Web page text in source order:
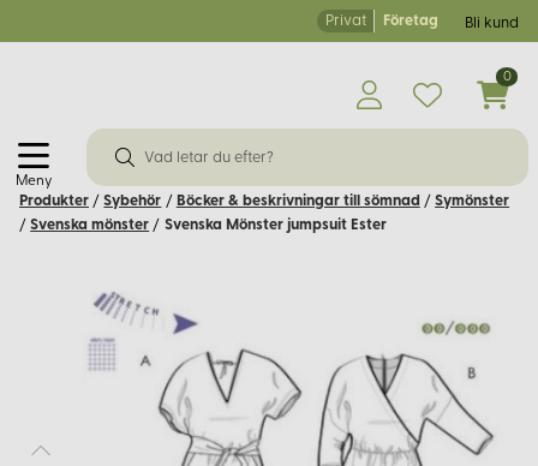
Privat Företag Bli kund
Meny
0
Produkter / Sybehör / Böcker & beskrivningar till sömnad / Symönster
/ Svenska mönster / Svenska Mönster jumpsuit Ester